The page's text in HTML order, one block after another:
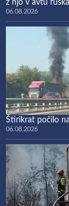
z njo v avtu
06.08.2026
Štirikrat počilo
06.08.2026